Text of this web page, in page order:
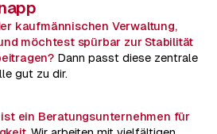
kaufmännischen Verwaltung,
möchtest spürbar zur Stabilität
Dann passt diese zentrale
gut zu dir.
ein Beratungsunternehmen für